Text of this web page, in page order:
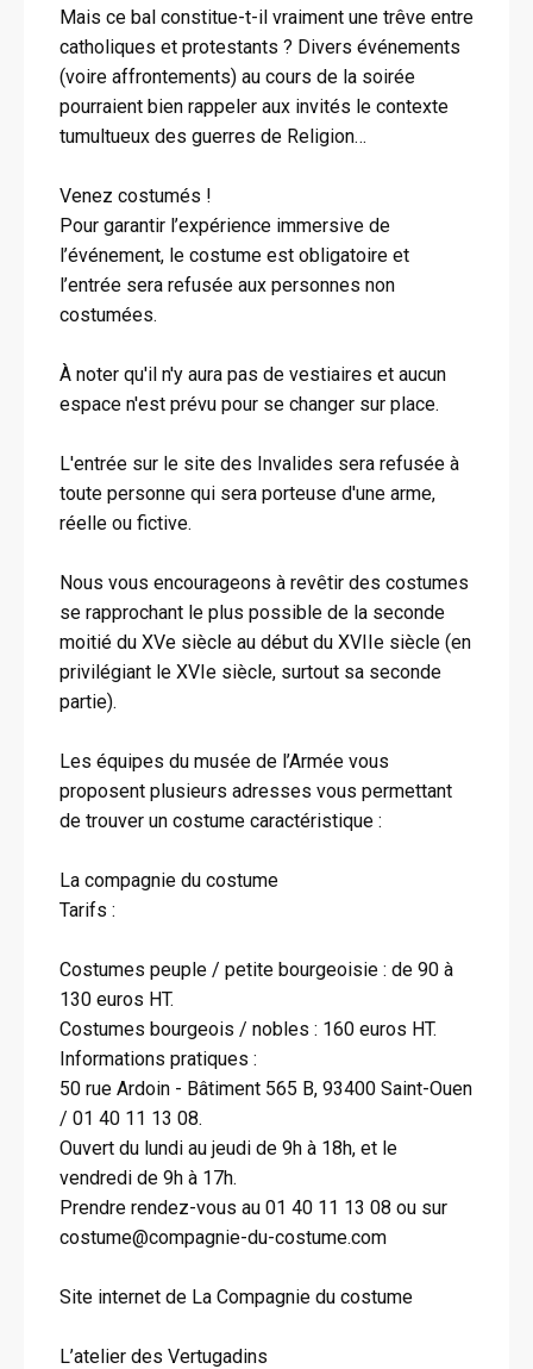
Mais ce bal constitue-t-il vraiment une trêve entre
catholiques et protestants ? Divers événements
(voire affrontements) au cours de la soirée
pourraient bien rappeler aux invités le contexte
tumultueux des guerres de Religion…
Venez costumés !
Pour garantir l’expérience immersive de
l’événement, le costume est obligatoire et
l’entrée sera refusée aux personnes non
costumées.
À noter qu'il n'y aura pas de vestiaires et aucun
espace n'est prévu pour se changer sur place.
L'entrée sur le site des Invalides sera refusée à
toute personne qui sera porteuse d'une arme,
réelle ou fictive.
Nous vous encourageons à revêtir des costumes
se rapprochant le plus possible de la seconde
moitié du XVe siècle au début du XVIIe siècle (en
privilégiant le XVIe siècle, surtout sa seconde
partie).
Les équipes du musée de l’Armée vous
proposent plusieurs adresses vous permettant
de trouver un costume caractéristique :
La compagnie du costume
Tarifs :
Costumes peuple / petite bourgeoisie : de 90 à
130 euros HT.
Costumes bourgeois / nobles : 160 euros HT.
Informations pratiques :
50 rue Ardoin - Bâtiment 565 B, 93400 Saint-Ouen
/ 01 40 11 13 08.
Ouvert du lundi au jeudi de 9h à 18h, et le
vendredi de 9h à 17h.
Prendre rendez-vous au 01 40 11 13 08 ou sur
costume@compagnie-du-costume.com
Site internet de La Compagnie du costume
L’atelier des Vertugadins